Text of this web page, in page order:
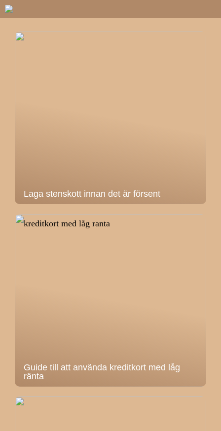
Laga stenskott innan det är försent
Guide till att använda kreditkort med låg
ränta